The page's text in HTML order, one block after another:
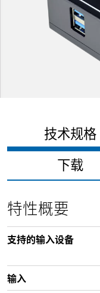
技术规格
下载
特性概要
支持的输入设备
输入